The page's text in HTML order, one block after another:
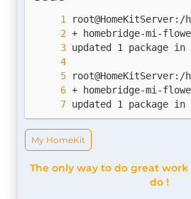
+
homebridge-mi-
+
homebridge-mi-
updated 1 package in
My HomeKit
The only way to do great
do !